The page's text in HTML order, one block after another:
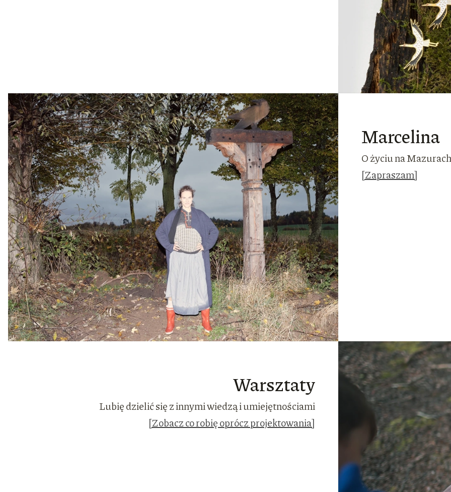
Marcelina
O życiu na
[Zapraszam]
Warsztaty
Lubię dzielić się z innymi wiedzą i umiejętnościami
[Zobacz co robię oprócz projektowania]